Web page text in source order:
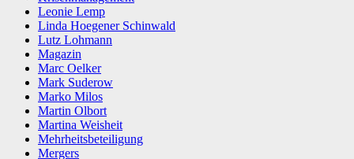
Leonie Lemp
Linda Hoegener Schinwald
Lutz Lohmann
Magazin
Marc Oelker
Mark Suderow
Marko Milos
Martin Olbort
Martina Weisheit
Mehrheitsbeteiligung
Mergers